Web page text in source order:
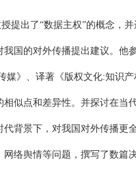
提出了“数据主权”的概念，
国的对外传播提出建议。他
媒》、译著《版权文化:知识产
似点和差异性。并探讨在
背景下，对我国对外传播更
络舆情等问题，撰写了数篇